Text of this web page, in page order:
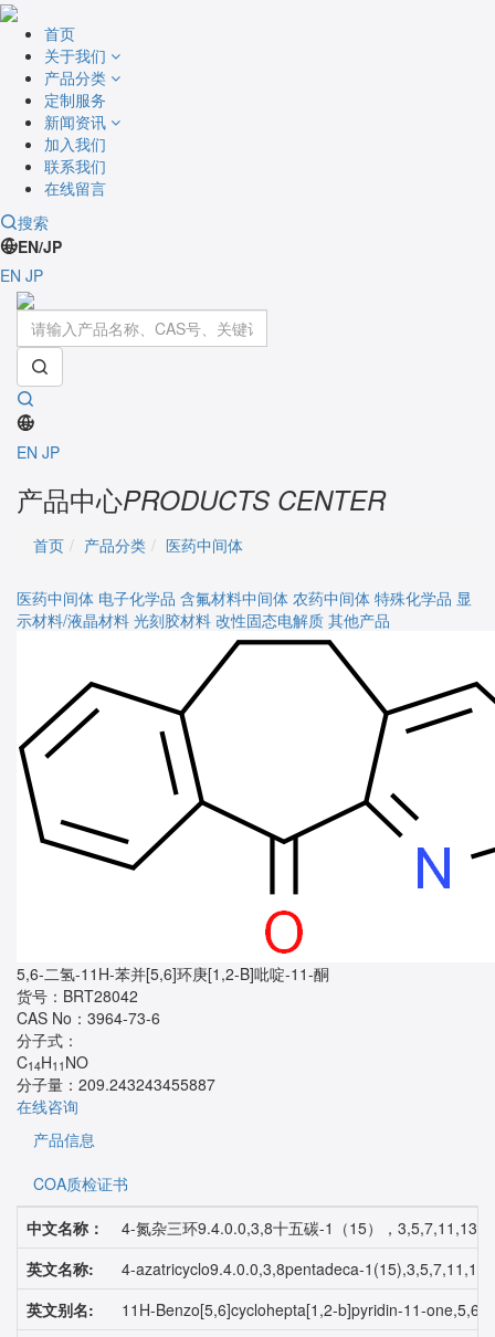
首页
关于我们
产品分类
定制服务
新闻资讯
加入我们
联系我们
在线留言
搜索
EN/JP
EN JP
EN JP
产品中心PRODUCTS CENTER
首页 产品分类 医药中间体
医药中间体 电子化学品 含氟材料中间体 农药中间体 特殊化学品 显
示材料/液晶材料 光刻胶材料 改性固态电解质 其他产品
5,6-二氢-11H-苯并[5,6]环庚[1,2-B]吡啶-11-酮
货号： BRT28042
CAS No： 3964-73-6
分子式：
C14H11 NO
分子量： 209.243243455887
在线咨询
产品信息
COA质检证书
中文名称：
4-氮杂三环9.4.0.0,3,8十五碳-1（15），3,5,7,11,13-
英文名称:
4-azatricyclo9.4.0.0,3,8pentadeca-
英文别名:
11H-Benzo[5,6]cyclohepta[1,2-b]pyridin-11-